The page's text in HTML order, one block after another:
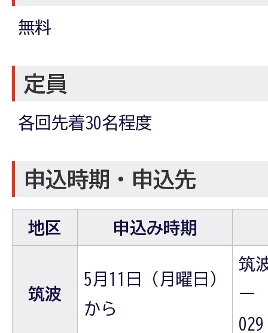
無料
定員
各回先着30名程度
申込時期・申込先
地区 申込み時期
筑波
5月11日（月曜日）
から
筑
ー